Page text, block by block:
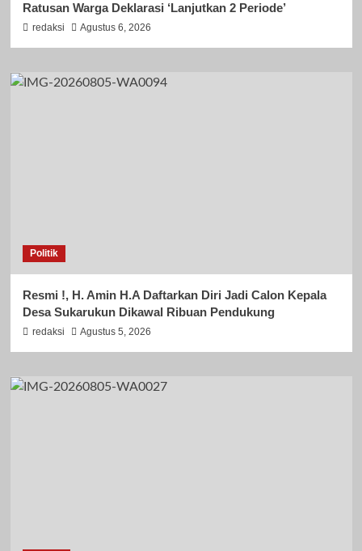
Ratusan Warga Deklarasi ‘Lanjutkan 2 Periode’
redaksi Agustus 6, 2026
Politik
Resmi !, H. Amin H.A Daftarkan Diri Jadi Calon Kepala
Desa Sukarukun Dikawal Ribuan Pendukung
redaksi Agustus 5, 2026